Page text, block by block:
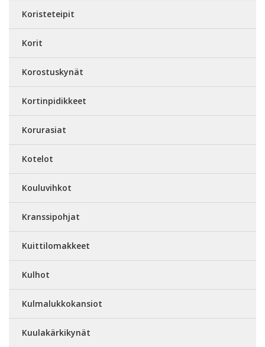
Koristeteipit
Korit
Korostuskynät
Kortinpidikkeet
Korurasiat
Kotelot
Kouluvihkot
Kranssipohjat
Kuittilomakkeet
Kulhot
Kulmalukkokansiot
Kuulakärkikynät